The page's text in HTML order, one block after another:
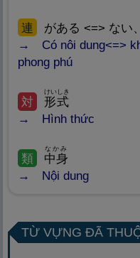
連
Nghĩa: Nối liền, liên tục, tiếp nối
がある <=> ない
Có nôi dung<=>
phong phú
対 形式
thức
けいしき
Hình thức
類 中身
なかみ
Nội dung
TỪ VỰNG ĐÃ